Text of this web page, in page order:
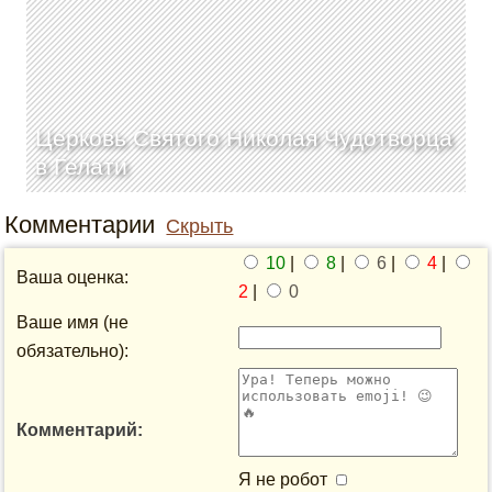
Церковь Святого Николая Чудотворца
в Гелати
Комментарии Скрыть
Ваша оценка:
10 8 6 4
2
0
Ваше имя (не
обязательно):
Комментарий:
Я не робот